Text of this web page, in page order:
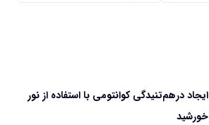
ایجاد درهم‌تنیدگی کوانتومی با استفاده از نور
خورشید